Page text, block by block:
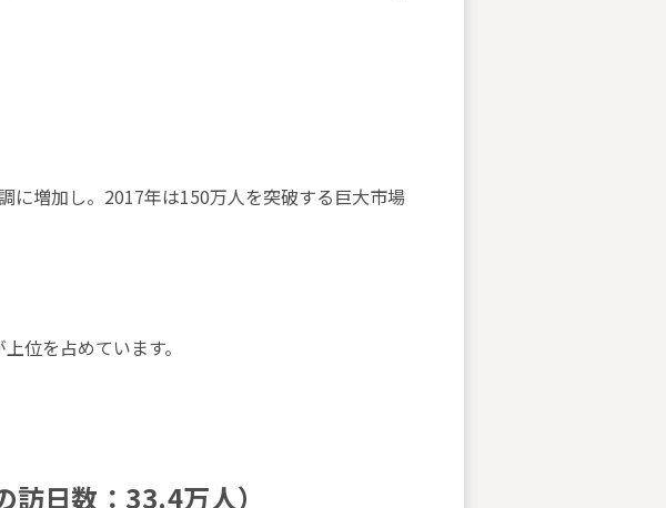
に増加し。2017年は150万人を突破する巨大市場
位を占めています。
日数：33.4万人）